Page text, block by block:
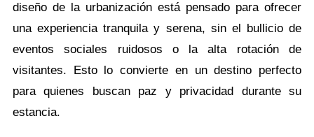
diseño de la urbanización está pensado para ofrecer
una experiencia tranquila y serena, sin el bullicio de
eventos sociales ruidosos o la alta rotación de
visitantes. Esto lo convierte en un destino perfecto
para quienes buscan paz y privacidad durante su
estancia.